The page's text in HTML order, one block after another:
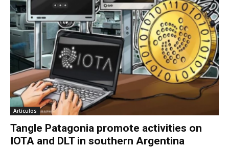
Artículos
Tangle Patagonia promote activities on
IOTA and DLT in southern Argentina